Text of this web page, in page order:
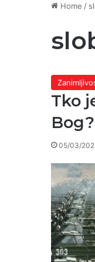
Home /
Tko
Bog?
05/03/